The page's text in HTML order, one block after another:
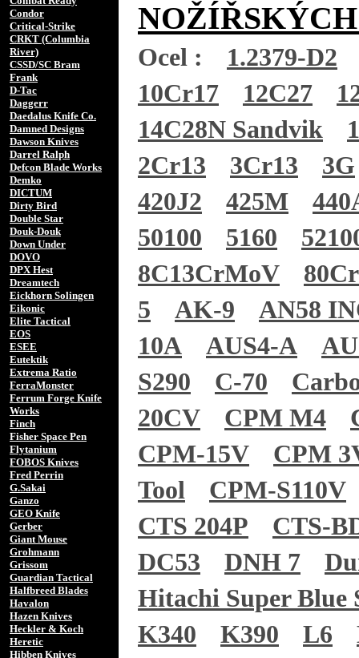
Condor
Critical-Strike
CRKT (Columbia
River)
CSSD/SC Bram
Frank
D-Tac
Daggerr
Daedalus Knife Co.
Damned Designs
Dawson Knives
Darrel Ralph
Defcon Blade Works
Demko
DICTUM
Dirty Bird
Double Star
Douk-Douk
Down Under
DOVO
DPX Hest
Dreamtech
Eickhorn Solingen
Eikonic
Elite Tactical
EOS
ESEE
Eutektik
Extrema Ratio
FerraMonster
Ferrum Forge Knife
Works
Finch
Fisher Space Pen
Flytanium
FOBOS Knives
Fred Perrin
G.Sakai
Ganzo
GEO Knife
Gerber
Giant Mouse
Grohmann
Grissom
Guardian Tactical
Halfbreed Blades
Havalon
Hazen Knives
Heckler & Koch
Heretic
Hibben Knives
Ocel :
1.2379-D2
10Cr17
12C27
14C28N Sandvik
2Cr13
3Cr13
3G
420J2
425M
50100
5160
8C13CrMoV
5
AK-9
AN58
10A
AUS4-A
S290
C-70
20CV
CPM M4
CPM-15V
CPM
Tool
CPM-S110V
CTS 204P
CTS-
DC53
DNH 7
Hitachi Super Blue
K340
K390 L6